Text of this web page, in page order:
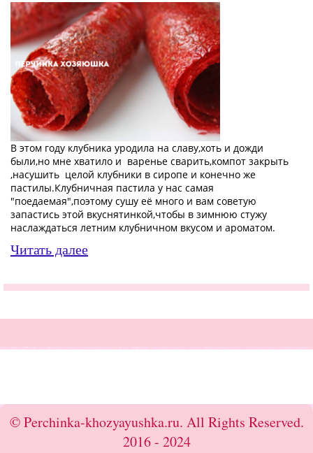
В этом году клубника уродила на славу,хоть и дожди
были,но мне хватило и варенье сварить,компот закрыть
,насушить целой клубники в сиропе и конечно же
пастилы.Клубничная пастила у нас самая
"поедаемая",поэтому сушу её много и вам советую
запастись этой вкуснятинкой,чтобы в зимнюю стужу
наслаждаться летним клубничном вкусом и ароматом.
Читать далее
© Perchinka-khozyayushka.ru. All Rights Reserved.
2016 - 2024